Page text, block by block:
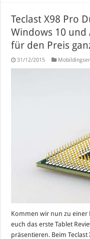
Teclast X98 Pro
Windows 10 und
für den Preis
31/12/2015
Kommen wir nun zu einer
euch das erste Tablet
präsentieren. Beim